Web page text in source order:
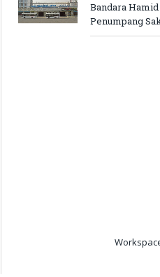
Bandara
Penumpang